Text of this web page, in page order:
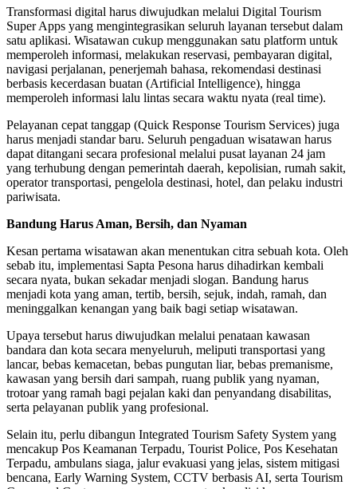
Transformasi digital harus diwujudkan melalui Digital Tourism
Super Apps yang mengintegrasikan seluruh layanan tersebut dalam
satu aplikasi. Wisatawan cukup menggunakan satu platform untuk
memperoleh informasi, melakukan reservasi, pembayaran digital,
navigasi perjalanan, penerjemah bahasa, rekomendasi destinasi
berbasis kecerdasan buatan (Artificial Intelligence), hingga
memperoleh informasi lalu lintas secara waktu nyata (real time).
Pelayanan cepat tanggap (Quick Response Tourism Services) juga
harus menjadi standar baru. Seluruh pengaduan wisatawan harus
dapat ditangani secara profesional melalui pusat layanan 24 jam
yang terhubung dengan pemerintah daerah, kepolisian, rumah sakit,
operator transportasi, pengelola destinasi, hotel, dan pelaku industri
pariwisata.
Bandung Harus Aman, Bersih, dan Nyaman
Kesan pertama wisatawan akan menentukan citra sebuah kota. Oleh
sebab itu, implementasi Sapta Pesona harus dihadirkan kembali
secara nyata, bukan sekadar menjadi slogan. Bandung harus
menjadi kota yang aman, tertib, bersih, sejuk, indah, ramah, dan
meninggalkan kenangan yang baik bagi setiap wisatawan.
Upaya tersebut harus diwujudkan melalui penataan kawasan
bandara dan kota secara menyeluruh, meliputi transportasi yang
lancar, bebas kemacetan, bebas pungutan liar, bebas premanisme,
kawasan yang bersih dari sampah, ruang publik yang nyaman,
trotoar yang ramah bagi pejalan kaki dan penyandang disabilitas,
serta pelayanan publik yang profesional.
Selain itu, perlu dibangun Integrated Tourism Safety System yang
mencakup Pos Keamanan Terpadu, Tourist Police, Pos Kesehatan
Terpadu, ambulans siaga, jalur evakuasi yang jelas, sistem mitigasi
bencana, Early Warning System, CCTV berbasis AI, serta Tourism